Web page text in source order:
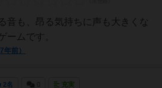
音も、昂る気持ちに声も大きくな
ームです。
前）
2名 充実